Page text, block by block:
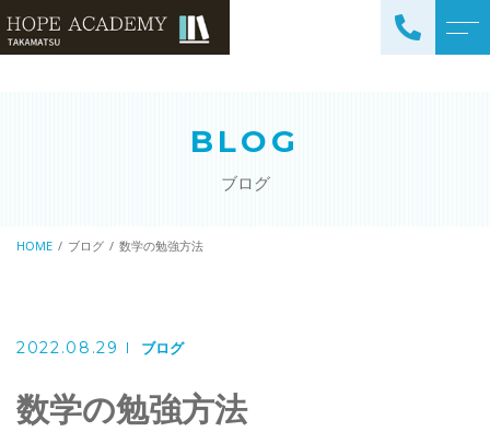
小学生コース / 高学年～
高校生コース（3科目）
英会話コース（幼児～小学
BLOG
ブログ
HOME ブログ 数学の勉強方法
2022.08.29 ブログ
数学の勉強方法